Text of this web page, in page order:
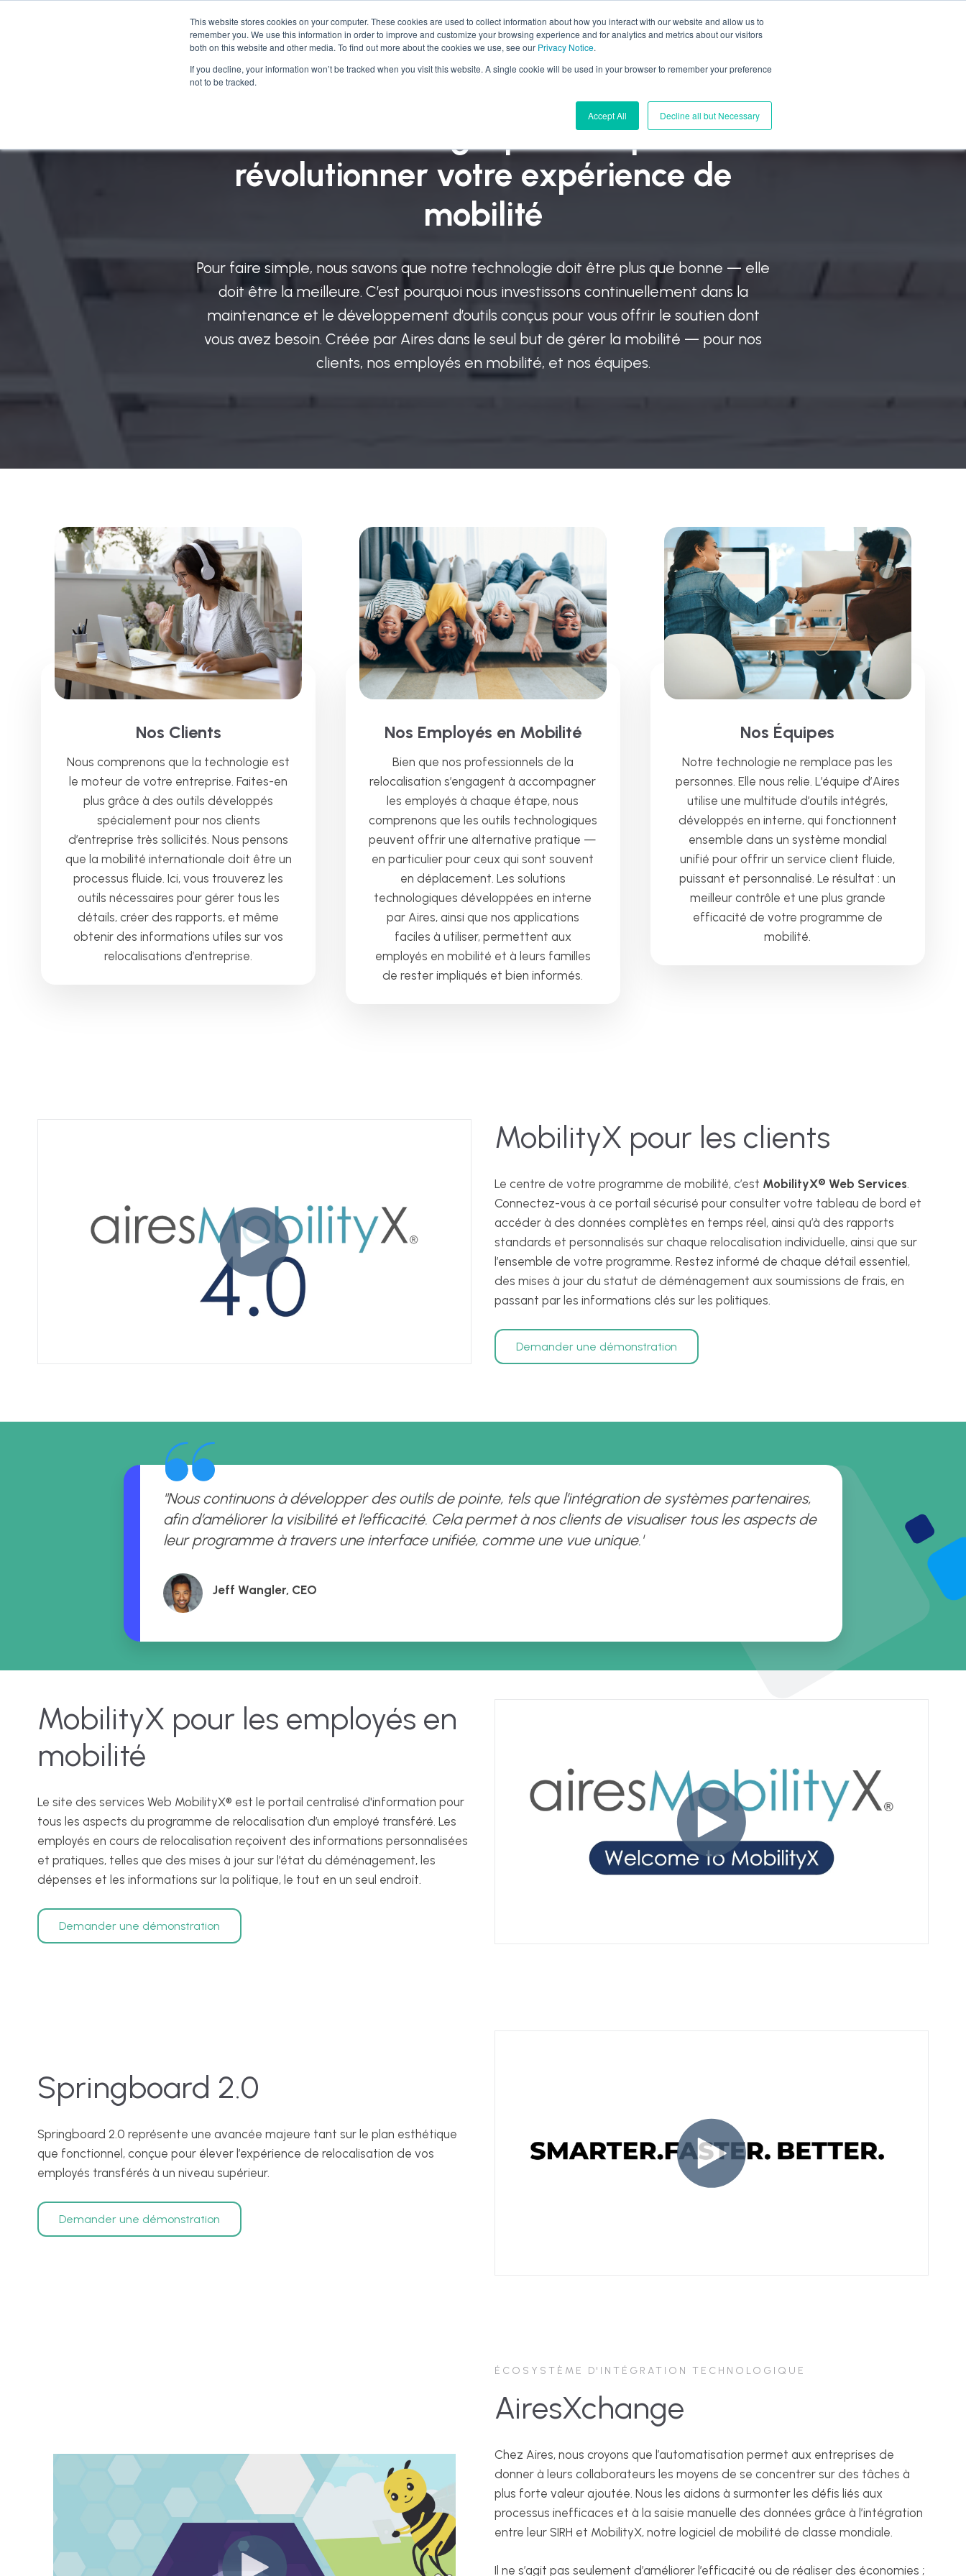
This website stores cookies on your computer. These cookies are used to collect information about how you interact with our website and allow us to
remember you. We use this information in order to improve and customize your browsing experience and for analytics and metrics about our visitors
both on this website and other media. To find out more about the cookies we use, see our Privacy Notice.
If you decline, your information won’t be tracked when you visit this website. A single cookie will be used in your browser to remember your preference
not to be tracked.
Accept All Decline all but Necessary
What We Do Why Aires Forward Thinking Join Us Connect with Us
Une technologie primée qui va
révolutionner votre expérience de
mobilité
Pour faire simple, nous savons que notre technologie doit être plus que bonne — elle
doit être la meilleure. C’est pourquoi nous investissons continuellement dans la
maintenance et le développement d’outils conçus pour vous offrir le soutien dont
vous avez besoin. Créée par Aires dans le seul but de gérer la mobilité — pour nos
clients, nos employés en mobilité, et nos équipes.
Nos Clients
Nous comprenons que la technologie est
le moteur de votre entreprise. Faites-en
plus grâce à des outils développés
spécialement pour nos clients
d’entreprise très sollicités. Nous pensons
que la mobilité internationale doit être un
processus fluide. Ici, vous trouverez les
outils nécessaires pour gérer tous les
détails, créer des rapports, et même
obtenir des informations utiles sur vos
relocalisations d’entreprise.
Nos Employés en Mobilité
Bien que nos professionnels de la
relocalisation s’engagent à accompagner
les employés à chaque étape, nous
comprenons que les outils technologiques
peuvent offrir une alternative pratique —
en particulier pour ceux qui sont souvent
en déplacement. Les solutions
technologiques développées en interne
par Aires, ainsi que nos applications
faciles à utiliser, permettent aux
employés en mobilité et à leurs familles
de rester impliqués et bien informés.
Nos Équipes
Notre technologie ne remplace pas les
personnes. Elle nous relie. L’équipe d’Aires
utilise une multitude d’outils intégrés,
développés en interne, qui fonctionnent
ensemble dans un système mondial
unifié pour offrir un service client fluide,
puissant et personnalisé. Le résultat : un
meilleur contrôle et une plus grande
efficacité de votre programme de
mobilité.
MobilityX pour les clients
Le centre de votre programme de mobilité, c’est MobilityX® Web Services
Connectez-vous à ce portail sécurisé pour consulter votre tableau de bord et
accéder à des données complètes en temps réel, ainsi qu’à des rapports
standards et personnalisés sur chaque relocalisation individuelle, ainsi que sur
l’ensemble de votre programme. Restez informé de chaque détail essentiel,
des mises à jour du statut de déménagement aux soumissions de frais, en
passant par les informations clés sur les politiques.
Demander une démonstration
"Nous continuons à développer des outils de pointe, tels que l’intégration de systèmes partenaires,
afin d’améliorer la visibilité et l’efficacité. Cela permet à nos clients de visualiser tous les aspects de
leur programme à travers une interface unifiée, comme une vue unique.'
Jeff Wangler, CEO
MobilityX pour les employés en
mobilité
Le site des services Web MobilityX® est le portail centralisé d'information pour
tous les aspects du programme de relocalisation d’un employé transféré. Les
employés en cours de relocalisation reçoivent des informations personnalisées
et pratiques, telles que des mises à jour sur l’état du déménagement, les
dépenses et les informations sur la politique, le tout en un seul endroit.
Demander une démonstration
Springboard 2.0
Springboard 2.0 représente une avancée majeure tant sur le plan esthétique
que fonctionnel, conçue pour élever l’expérience de relocalisation de vos
employés transférés à un niveau supérieur.
Demander une démonstration
ÉCOSYSTÈME D'INTÉGRATION TECHNOLOGIQUE
AiresXchange
Chez Aires, nous croyons que l’automatisation permet aux entreprises de
donner à leurs collaborateurs les moyens de se concentrer sur des tâches à
plus forte valeur ajoutée. Nous les aidons à surmonter les défis liés aux
processus inefficaces et à la saisie manuelle des données grâce à l’intégration
entre leur SIRH et MobilityX, notre logiciel de mobilité de classe mondiale.
Il ne s’agit pas seulement d’améliorer l’efficacité ou de réaliser des économies ;